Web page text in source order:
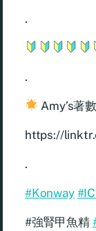
.
.
Amy’s著
https://
.
#Konway
#強腎甲魚精